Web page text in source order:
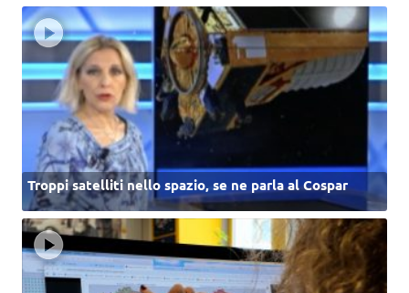
Troppi satelliti nello spazio, se ne parla al Cospar